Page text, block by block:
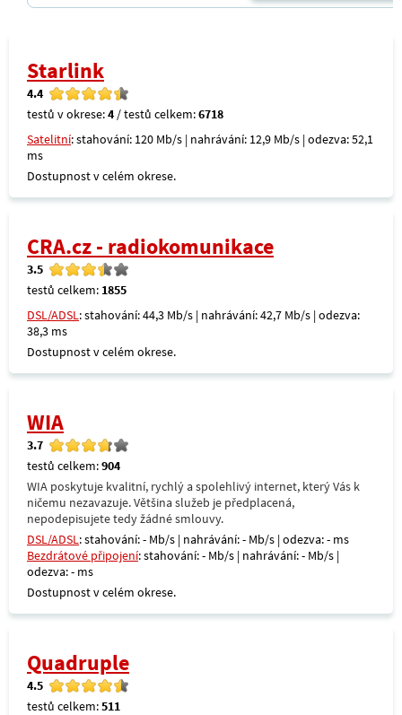
Starlink
4.4
testů v okrese:4 / testů celkem:6718
Satelitní: stahování: 120 Mb/s | nahrávání: 12,9 Mb/s | odezva: 52,1
ms
Dostupnost v celém okrese.
CRA.cz - radiokomunikace
3.5
testů celkem: 1855
DSL/ADSL: stahování: 44,3 Mb/s | nahrávání: 42,7 Mb/s | odezva:
38,3 ms
Dostupnost v celém okrese.
WIA
3.7
testů celkem:904
WIA poskytuje kvalitní, rychlý a spolehlivý internet, který Vás k
ničemu nezavazuje. Většina služeb je předplacená,
nepodepisujete tedy žádné smlouvy.
DSL/ADSL: stahování: - Mb/s | nahrávání: - Mb/s | odezva: - ms
Bezdrátové připojení: stahování: - Mb/s | nahrávání: - Mb/s |
odezva: - ms
Dostupnost v celém okrese.
Quadruple
4.5
testů celkem:511